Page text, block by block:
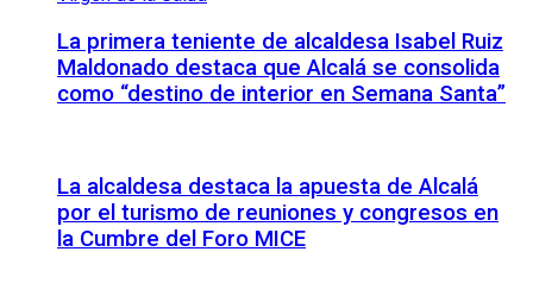
La primera teniente de alcaldesa Isabel Ruiz
Maldonado destaca que Alcalá se consolida
como “destino de interior en Semana Santa”
La alcaldesa destaca la apuesta de Alcalá
por el turismo de reuniones y congresos en
la Cumbre del Foro MICE